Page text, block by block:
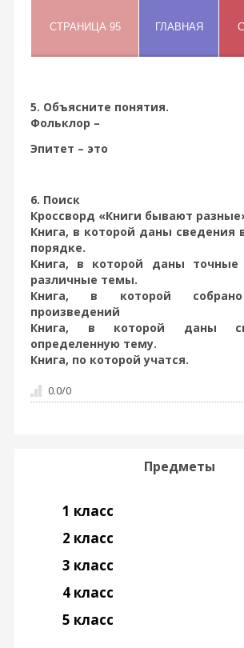
5. Объясните понятия.
Фольклор –
Эпитет – это
6. Поиск
Кроссворд «Книги бывают
Книга, в которой даны сведения
порядке.
Книга, в которой даны точные
различные темы.
Книга, в которой собрано
произведений
Книга, в которой даны
определенную тему.
Книга, по которой учатся.
0.0/0
Предметы
1 класс
2 класс
3 класс
4 класс
5 класс